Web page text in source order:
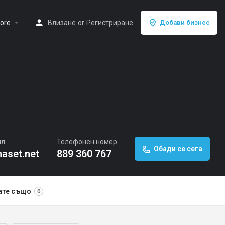
arrow_drop_down Влизане or Регистриране Добави бизнес
Телефонен номер
889 360 767 Обади се сега
също 0